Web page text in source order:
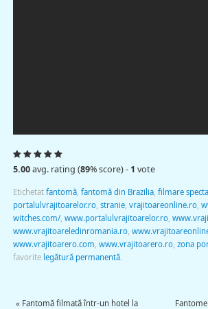
5.00avg. rating (89% score) - 1 vote
Etichetat fantomă, fantomă din Brazilia, filmare
portalulvrajitoarelor.ro, stranie, vrajitoareonline.ro,
witches.com/, www.portalulvrajitoarelor.ro,
www.vrajitoareledinromania.ro,
www.vrajitoarero.com www.vrajitoarero.ro, zona
favorite legătură permanentă.
« Fantomă filmată într-un hotel la